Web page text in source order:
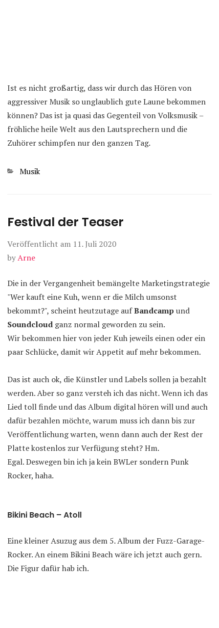
Ist es nicht großartig, dass wir durch das Hören von
aggressiver Musik so unglaublich gute Laune bekommen
können? Das ist ja quasi das Gegenteil von Volksmusik –
fröhliche heile Welt aus den Lautsprechern und die
Zuhörer schimpfen nur den ganzen Tag.
Kategorien
Musik
Festival der Teaser
Veröffentlicht am 11. Juli 2020
byArne
Die in der Vergangenheit bemängelte Marketingstrategie
"Wer kauft eine Kuh, wenn er die Milch umsonst
bekommt?", scheint heutzutage aufBandcamp und
Soundcloud ganz normal geworden zu sein.
Wir bekommen hier von jeder Kuh jeweils einen oder ein
paar Schlücke, damit wir Appetit auf mehr bekommen.
Das ist auch ok, die Künstler und Labels sollen ja bezahlt
werden. Aber so ganz versteh ich das nicht. Wenn ich das
Lied toll finde und das Album digital hören will und auch
dafür bezahlen möchte, warum muss ich dann bis zur
Veröffentlichung warten, wenn dann auch der Rest der
Platte kostenlos zur Verfügung steht? Hm.
Egal. Deswegen bin ich ja kein BWLer sondern Punk
Rocker, haha.
Bikini Beach – Atoll
Eine kleiner Asuzug aus dem 5. Album der Fuzz-Garage-
Rocker. An einem Bikini Beach wäre ich jetzt auch gern.
Die Figur dafür hab ich.